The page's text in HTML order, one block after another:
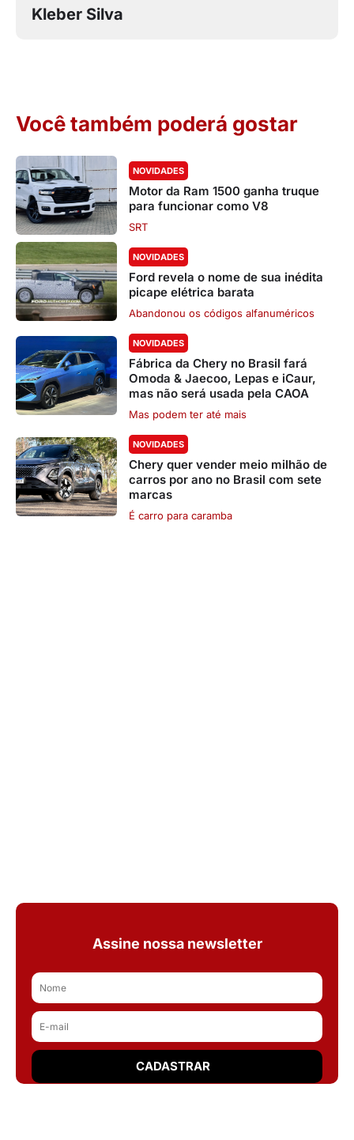
Kleber Silva
Você também poderá gostar
NOVIDADES
Motor da Ram 1500 ganha truque
para funcionar como V8
SRT
NOVIDADES
Ford revela o nome de sua inédita
picape elétrica barata
Abandonou os códigos alfanuméricos
NOVIDADES
Fábrica da Chery no Brasil fará
Omoda & Jaecoo, Lepas e iCaur,
mas não será usada pela CAOA
Mas podem ter até mais
NOVIDADES
Chery quer vender meio milhão de
carros por ano no Brasil com sete
marcas
É carro para caramba
Assine nossa newsletter